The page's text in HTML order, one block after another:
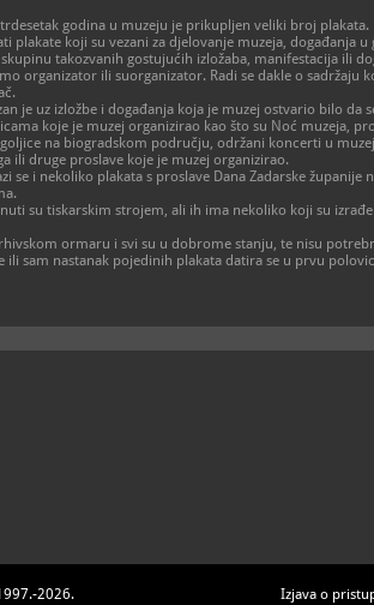
godina u muzeju je prikupljen veliki broj
plakate koji su vezani za djelovanje muzeja, događanja
takozvanih gostujućih izložaba, manifestacija ili
organizator ili suorganizator. Radi se dakle o sadržaju
je uz izložbe i događanja koja je muzej ostvario bilo da
koje je muzej organizirao kao što su Noć muzeja,
na biogradskom području, održani koncerti u
ili druge proslave koje je muzej organizirao.
se i nekoliko plakata s proslave Dana Zadarske
su tiskarskim strojem, ali ih ima nekoliko koji su
ormaru i svi su u dobrome stanju, te nisu
ili sam nastanak pojedinih plakata datira se u prvu
2026. Izjava o